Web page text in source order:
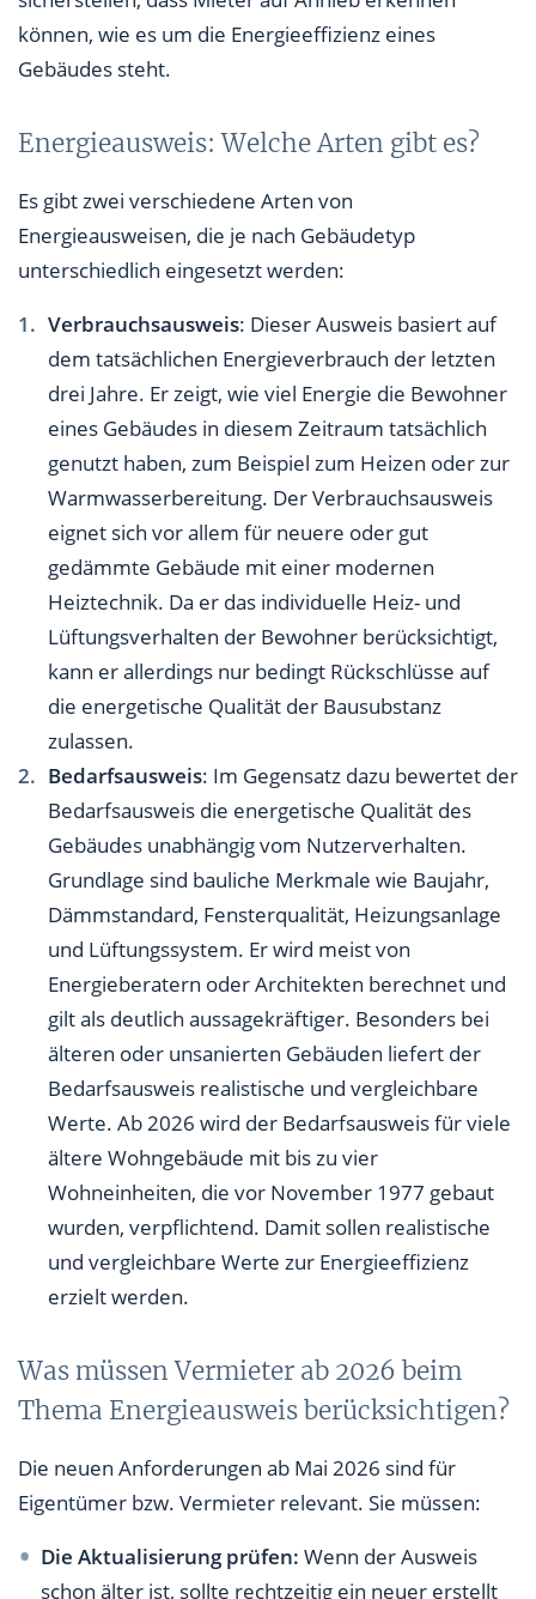
können, wie es um die Energieeffizienz eines
Gebäudes steht.
Energieausweis: Welche Arten gibt es?
Es gibt zwei verschiedene Arten von
Energieausweisen, die je nach Gebäudetyp
unterschiedlich eingesetzt werden:
Verbrauchsausweis: Dieser Ausweis basiert auf
dem tatsächlichen Energieverbrauch der letzten
drei Jahre. Er zeigt, wie viel Energie die Bewohner
eines Gebäudes in diesem Zeitraum tatsächlich
genutzt haben, zum Beispiel zum Heizen oder zur
Warmwasserbereitung. Der Verbrauchsausweis
eignet sich vor allem für neuere oder gut
gedämmte Gebäude mit einer modernen
Heiztechnik. Da er das individuelle Heiz- und
Lüftungsverhalten der Bewohner berücksichtigt,
kann er allerdings nur bedingt Rückschlüsse auf
die energetische Qualität der Bausubstanz
zulassen.
Bedarfsausweis: Im Gegensatz dazu bewertet der
Bedarfsausweis die energetische Qualität des
Gebäudes unabhängig vom Nutzerverhalten.
Grundlage sind bauliche Merkmale wie Baujahr,
Dämmstandard, Fensterqualität, Heizungsanlage
und Lüftungssystem. Er wird meist von
Energieberatern oder Architekten berechnet und
gilt als deutlich aussagekräftiger. Besonders bei
älteren oder unsanierten Gebäuden liefert der
Bedarfsausweis realistische und vergleichbare
Werte. Ab 2026 wird der Bedarfsausweis für viele
ältere Wohngebäude mit bis zu vier
Wohneinheiten, die vor November 1977 gebaut
wurden, verpflichtend. Damit sollen realistische
und vergleichbare Werte zur Energieeffizienz
erzielt werden.
Was müssen Vermieter ab 2026 beim
Thema Energieausweis berücksichtigen?
Die neuen Anforderungen ab Mai 2026 sind für
Eigentümer bzw. Vermieter relevant. Sie müssen:
Die Aktualisierung prüfen: Wenn der Ausweis
schon älter ist, sollte rechtzeitig ein neuer erstellt